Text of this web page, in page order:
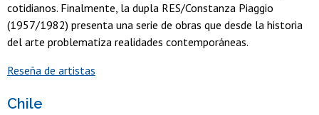
cotidianos. Finalmente, la dupla RES/Constanza Piaggio
(1957/1982) presenta una serie de obras que desde la historia
del arte problematiza realidades contemporáneas.
Reseña de artistas
Chile